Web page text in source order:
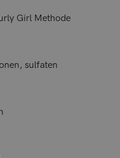
Girl Methode
sulfaten